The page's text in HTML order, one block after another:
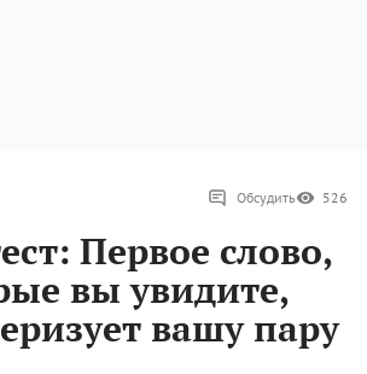
Обсудить 526
Первое слово,
вы увидите,
вашу пару